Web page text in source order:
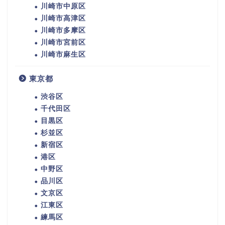
川崎市中原区
川崎市高津区
川崎市多摩区
川崎市宮前区
川崎市麻生区
東京都
渋谷区
千代田区
目黒区
杉並区
新宿区
港区
中野区
品川区
文京区
江東区
練馬区